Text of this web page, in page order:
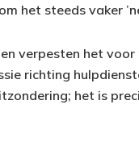
het steeds vaker
verpesten het
richting
het is